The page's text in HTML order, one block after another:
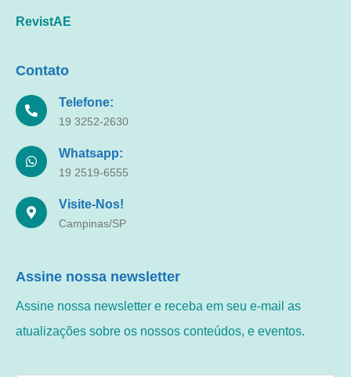
RevistAE
Contato
Telefone:
19 3252-2630
Whatsapp:
19 2519-6555
Visite-Nos!
Campinas/SP
Assine nossa newsletter
Assine nossa newsletter e receba em seu e-mail as
atualizações sobre os nossos conteúdos, e eventos.